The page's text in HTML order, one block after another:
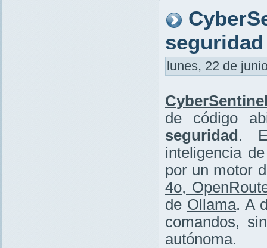
lunes, 22 de
de código
seguridad .
inteligencia
por un motor
4o,
de Ollama. A
comandos,
autónoma.